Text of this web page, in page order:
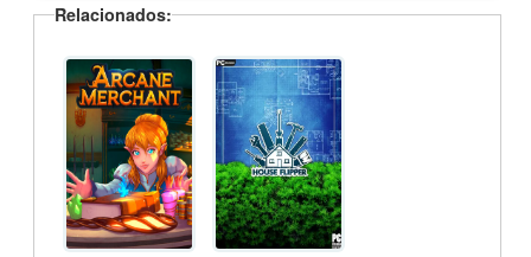
Relacionados: